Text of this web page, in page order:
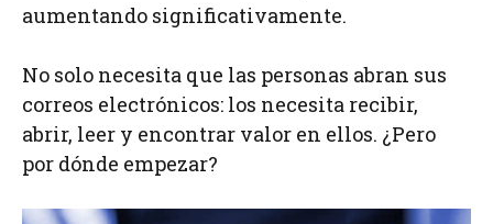
aumentando significativamente.
No solo necesita que las personas abran sus
correos electrónicos: los necesita recibir,
abrir, leer y encontrar valor en ellos. ¿Pero
por dónde empezar?